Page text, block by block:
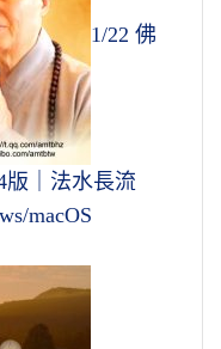
1/22 佛
版｜法水長流
macOS